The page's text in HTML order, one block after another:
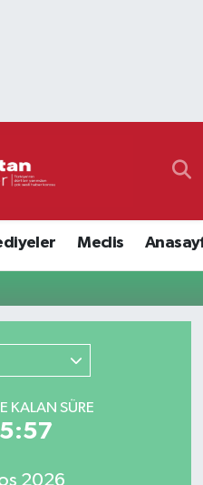
Meclis
KALAN SÜRE
2026
ve Fikstür